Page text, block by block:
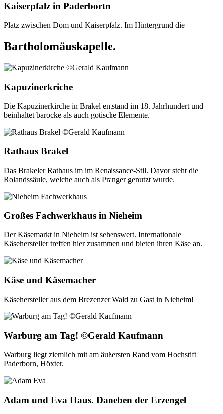
Kaiserpfalz in Paderbortn
Platz zwischen Dom und Kaiserpfalz. Im Hintergrund die
Bartholomäuskapelle.
Kapuzinerkriche
Die Kapuzinerkirche in Brakel entstand im 18. Jahrhundert und
beinhaltet barocke als auch gotische Elemente.
Rathaus Brakel
Das Brakeler Rathaus im im Renaissance-Stil. Davor steht die
Rolandssäule, welche auch als Pranger genutzt wurde.
Großes Fachwerkhaus in Nieheim
Der Käsemarkt in Nieheim ist sehenswert. Internationale
Käsehersteller treffen hier zusammen und bieten ihren Käse an.
Käse und Käsemacher
Käsehersteller aus dem Brezenzer Wald zu Gast in Nieheim!
Warburg am Tag! ©Gerald Kaufmann
Warburg liegt ziemlich mit am äußersten Rand vom Hochstift
Paderborn, Höxter.
Adam und Eva Haus. Daneben der Erzengel